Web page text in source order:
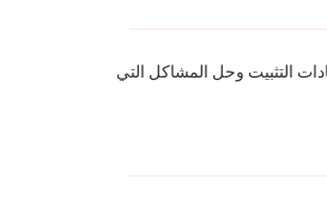
التثبيت وحل المشاكل التي